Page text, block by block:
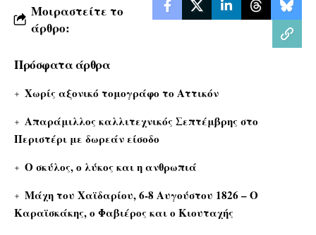
Μοιραστείτε το
άρθρο:
Πρόσφατα άρθρα
Χωρίς αξονικό τομογράφο το Αττικόν
Απαράμιλλος καλλιτεχνικός Σεπτέμβρης στο
Περιστέρι με δωρεάν είσοδο
Ο σκύλος, ο λύκος και η ανθρωπιά
Μάχη του Χαϊδαρίου, 6-8 Αυγούστου 1826 – Ο
Καραϊσκάκης, ο Φαβιέρος και ο Κιουταχής